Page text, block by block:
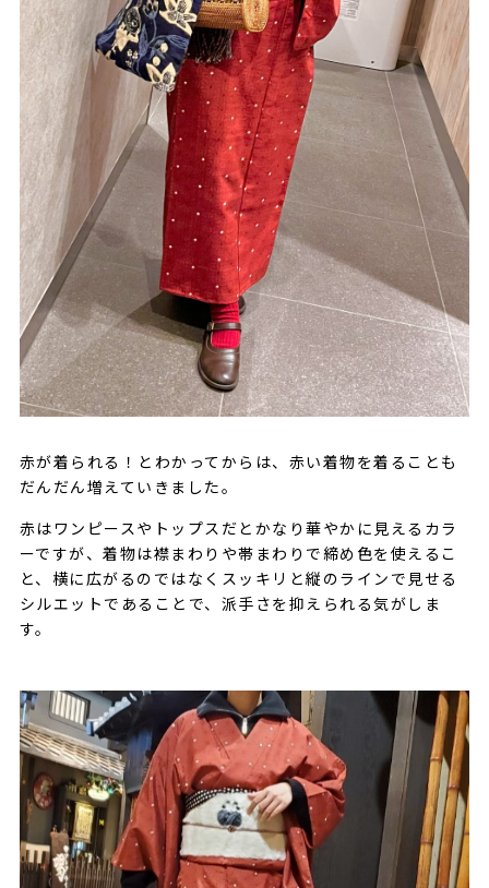
赤が着られる！とわかってからは、赤い着物を着ることも
だんだん増えていきました。
赤はワンピースやトップスだとかなり華やかに見えるカラ
ーですが、着物は襟まわりや帯まわりで締め色を使えるこ
と、横に広がるのではなくスッキリと縦のラインで見せる
シルエットであることで、派手さを抑えられる気がしま
す。